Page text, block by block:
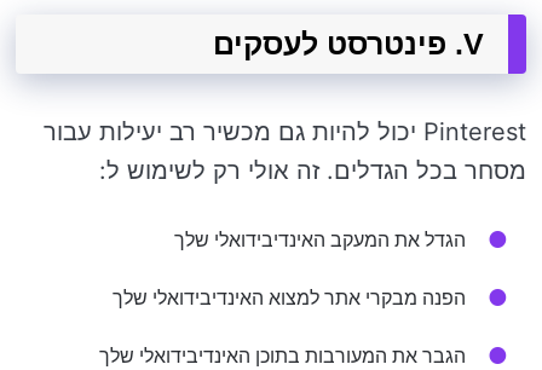
V. פינטרסט לעסקים
Pinterest יכול להיות גם מכשיר רב יעילות עבור
מסחר בכל הגדלים. זה אולי רק לשימוש ל:
הגדל את המעקב האינדיבידואלי שלך
הפנה מבקרי אתר למצוא האינדיבידואלי שלך
הגבר את המעורבות בתוכן האינדיבידואלי שלך